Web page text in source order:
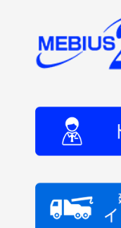
ホーム
プロフィール
経営理念
支店一覧